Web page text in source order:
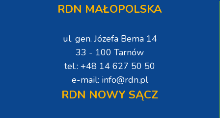
RDN MAŁOPOLSKA
ul. gen. Józefa Bema 14
33 - 100 Tarnów
tel.: +48 14 627 50 50
e-mail: info@rdn.pl
RDN NOWY SĄCZ